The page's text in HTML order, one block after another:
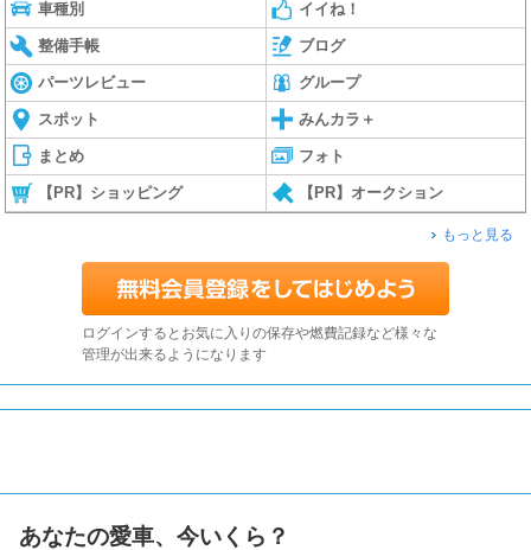
車種別 イイね！
整備手帳 ブログ
パーツレビュー グループ
スポット みんカラ＋
まとめ フォト
【PR】ショッピング 【PR】オークション
もっと見る
ログインするとお気に入りの保存や燃費記録など様々な
管理が出来るようになります
あなたの愛車、今いくら？